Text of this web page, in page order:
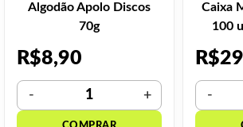
Algodão Apolo Discos
70g
R$8,90
Caixa
100
R$